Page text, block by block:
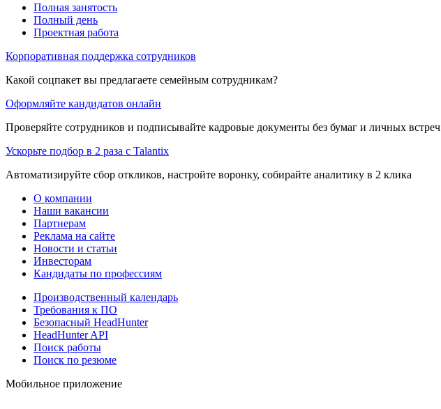
Полная занятость
Полный день
Проектная работа
Корпоративная поддержка сотрудников
Какой соцпакет вы предлагаете семейным сотрудникам?
Оформляйте кандидатов онлайн
Проверяйте сотрудников и подписывайте кадровые документы без бумаг и личных встреч
Ускорьте подбор в 2 раза с Talantix
Автоматизируйте сбор откликов, настройте воронку, собирайте аналитику в 2 клика
О компании
Наши вакансии
Партнерам
Реклама на сайте
Новости и статьи
Инвесторам
Кандидаты по профессиям
Производственный календарь
Требования к ПО
Безопасный HeadHunter
HeadHunter API
Поиск работы
Поиск по резюме
Мобильное приложение